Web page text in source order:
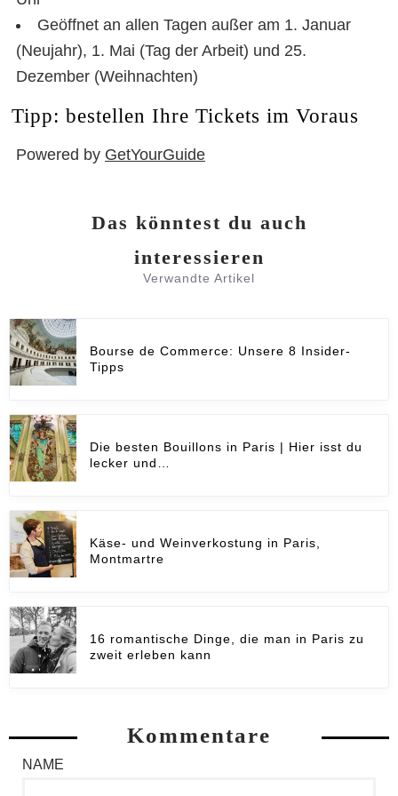
Geöffnet an allen Tagen außer am 1. Januar
(Neujahr), 1. Mai (Tag der Arbeit) und 25.
Dezember (Weihnachten)
Tipp: bestellen Ihre Tickets im Voraus
Powered by GetYourGuide
Das könntest du auch
interessieren
Verwandte Artikel
Bourse de Commerce: Unsere 8 Insider-
Tipps
Die besten Bouillons in Paris | Hier isst du
lecker und…
Käse- und Weinverkostung in Paris,
Montmartre
16 romantische Dinge, die man in Paris zu
zweit erleben kann
Kommentare
NAME